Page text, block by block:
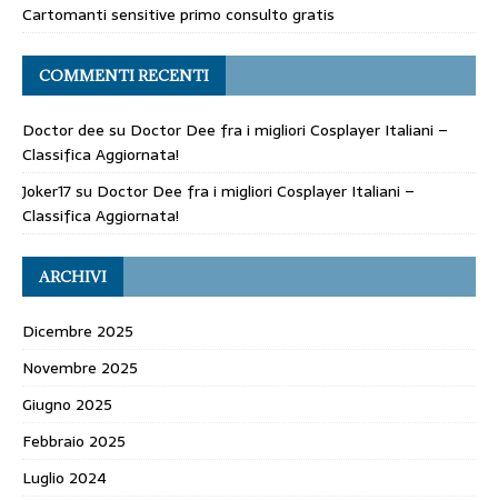
Cartomanti sensitive primo consulto gratis
COMMENTI RECENTI
Doctor dee su Doctor Dee fra i migliori Cosplayer Italiani –
Classifica Aggiornata!
Joker17su Doctor Dee fra i migliori Cosplayer Italiani –
Classifica Aggiornata!
ARCHIVI
Dicembre 2025
Novembre 2025
Giugno 2025
Febbraio 2025
Luglio 2024